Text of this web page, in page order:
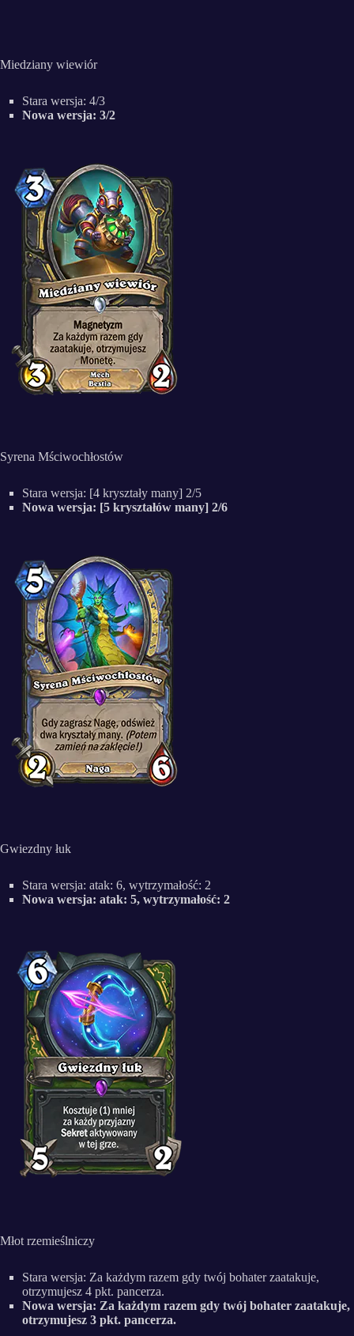
Miedziany wiewiór
Stara wersja: 4/3
Nowa wersja: 3/2
Syrena Mściwochłostów
Stara wersja: [4 kryształy many] 2/5
Nowa wersja: [5 kryształów many] 2/6
Gwiezdny łuk
Stara wersja: atak: 6, wytrzymałość: 2
Nowa wersja: atak: 5, wytrzymałość: 2
Młot rzemieślniczy
Stara wersja: Za każdym razem gdy twój bohater zaatakuje,
otrzymujesz 4 pkt. pancerza.
Nowa wersja: Za każdym razem gdy twój bohater zaatakuje,
otrzymujesz 3 pkt. pancerza.